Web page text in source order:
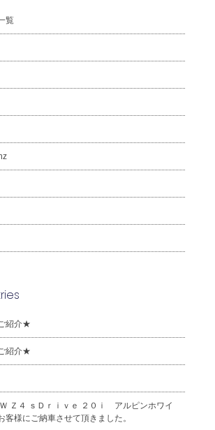
覧
紹介★
紹介★
Ｚ４ ｓＤｒｉｖｅ ２０ｉ アルピンホワイ
様にご納車させて頂きました。